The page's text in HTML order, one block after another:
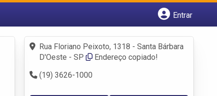
Entrar
Fazer login
Criar conta
Rua Floriano Peixoto, 1318 - Santa Bárbara
D'Oeste - SP
Endereço copiado!
(19) 3626-1000